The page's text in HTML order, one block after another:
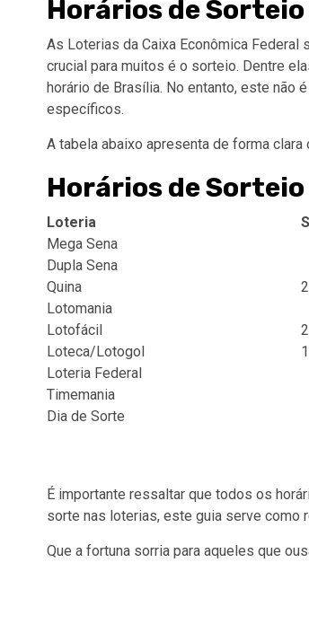
Horários de
As Loterias da Caixa Econômica
crucial para muitos é o sorteio. Dentre
horário de Brasília. No entanto, este não
específicos.
A tabela abaixo apresenta de forma
Horários de
Loteria
Mega Sena
Dupla Sena
Quina
Lotomania
Lotofácil
Loteca/Lotogol
Loteria Federal
Timemania
Dia de Sorte
É importante ressaltar que todos os
sorte nas loterias, este guia serve como
Que a fortuna sorria para aqueles que